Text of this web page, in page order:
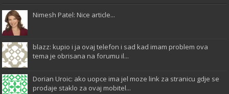
Nimesh Patel: Nice article...
blazz: kupio i ja ovaj telefon i sad kad imam problem ova
tema je obrisana na forumu il...
Dorian Uroic: ako uopce ima jel moze link za stranicu gdje se
prodaje staklo za ovaj mobitel...